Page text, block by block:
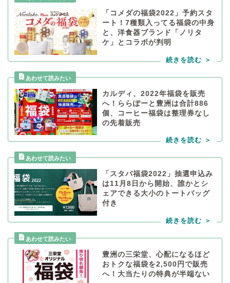
「コメダの福袋2022」予約スタ
ート！7種類入ってる福袋の中身
と、洋食器ブランド「ノリタ
ケ」とコラボが判明
カルディ、2022年福袋を販売
へ！ららぽーと豊洲は合計886
個、コーヒー福袋は整理券なし
の先着販売
「スタバ福袋2022」抽選申込み
は11月8日から開始、誰かとシ
ェアできる大小のトートバッグ
付き
豊洲の三栄堂、心配になるほど
おトクな福袋を2,500円で販売
へ！大当たりの特典が半端ない